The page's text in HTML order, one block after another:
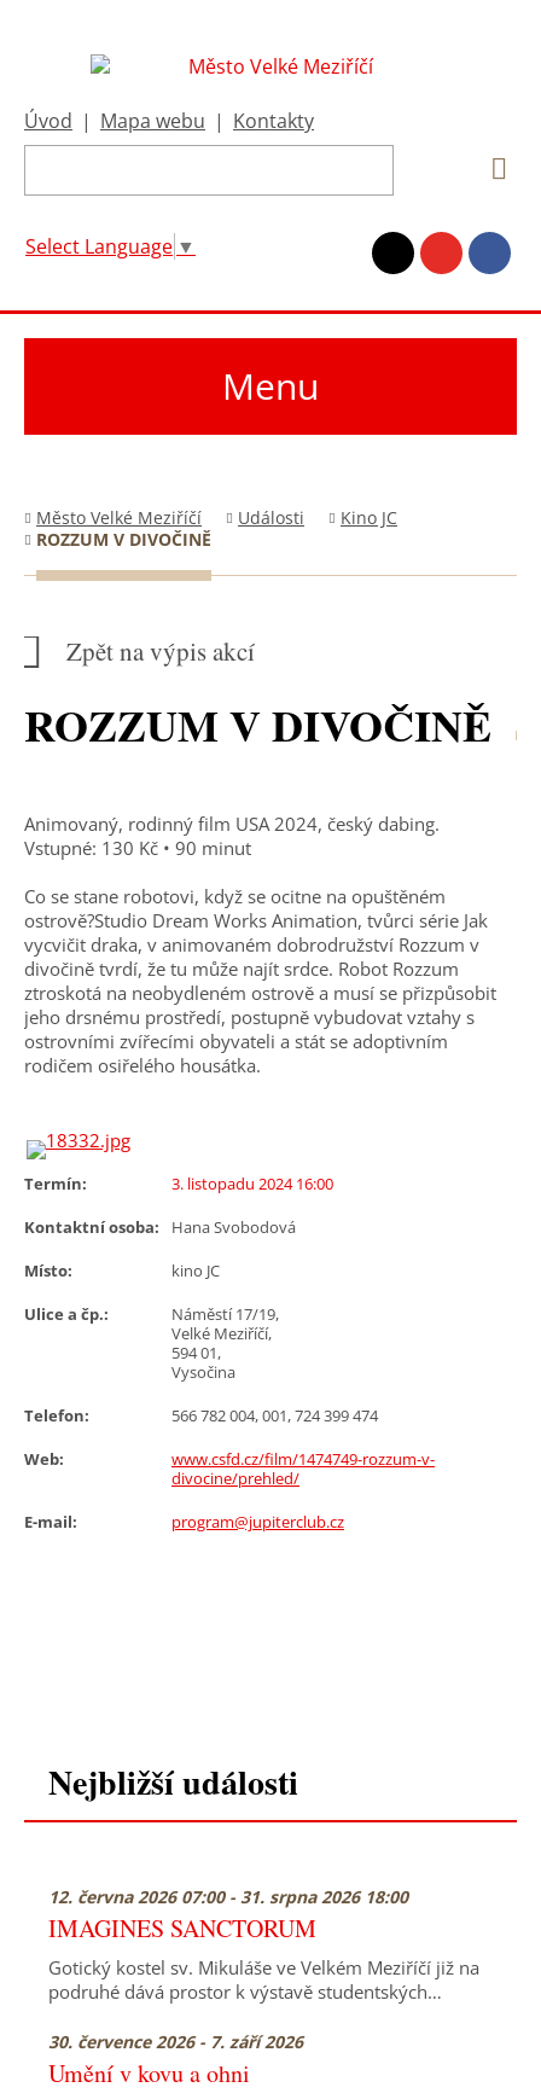
Úvod | Mapa webu | Kontakty
Select Language ▼
Menu
Město Velké Meziříčí Události
Kino JC
ROZZUM V DIVOČINĚ
Zpět na výpis akcí
ROZZUM V DIVOČINĚ
Animovaný, rodinný film USA 2024, český dabing.
Vstupné: 130 Kč • 90 minut
Co se stane robotovi, když se ocitne na opuštěném
ostrově?Studio Dream Works Animation, tvůrci série Jak
vycvičit draka, v animovaném dobrodružství Rozzum v
divočině tvrdí, že tu může najít srdce. Robot Rozzum
ztroskotá na neobydleném ostrově a musí se přizpůsobit
jeho drsnému prostředí, postupně vybudovat vztahy s
ostrovními zvířecími obyvateli a stát se adoptivním
rodičem osiřelého housátka.
Termín:
3. listopadu 2024 16:00
Kontaktní osoba:
Hana Svobodová
Místo:
kino JC
Ulice a čp.:
Náměstí 17/19,
Velké Meziříčí,
594 01,
Vysočina
Telefon:
566 782 004, 001, 724 399 474
Web:
www.csfd.cz/film/1474749-rozzum-v-
divocine/prehled/
E-mail:
program@jupiterclub.cz
Nejbližší události
12. června 2026 07:00 - 31. srpna 2026 18:00
IMAGINES SANCTORUM
Gotický kostel sv. Mikuláše ve Velkém Meziříčí již na
podruhé dává prostor k výstavě studentských…
30. července 2026 - 7. září 2026
Umění v kovu a ohni